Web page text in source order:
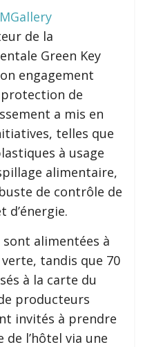
de la
Green Key
engagement
de
a mis en
telles que
à usage
alimentaire,
de contrôle de
d’énergie.
sont alimentées à
tandis que 70
à la carte du
producteurs
invités à prendre
l’hôtel via une